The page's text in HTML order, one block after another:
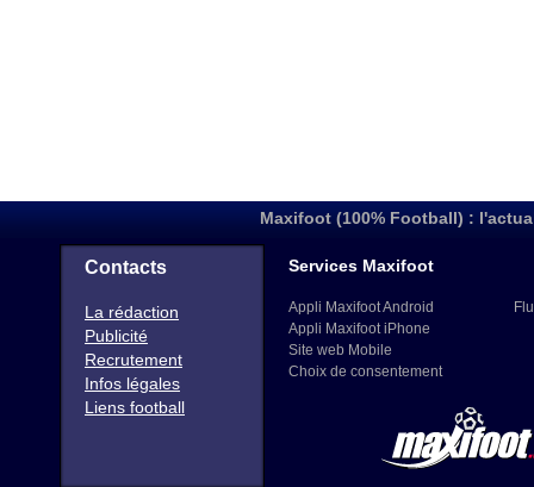
Maxifoot (100% Football) :
Contacts
La rédaction
Publicité
Recrutement
Infos légales
Liens football
Services Maxifoot
Appli Maxifoot Android
Appli Maxifoot iPhone
Site web Mobile
Choix de consentement